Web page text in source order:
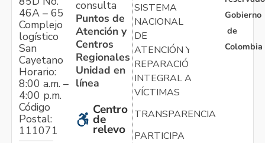
46A – 65
Complejo
logístico
San
Cayetano
Horario:
8:00 a.m. –
4:00 p.m.
Código
Postal:
111071
consulta
Puntos de
Atención y
Centros
Regionales
Unidad en
línea
Centro
de
relevo
SISTEMA
NACIONAL
DE
ATENCIÓN Y
REPARACIÓN
INTEGRAL A
VÍCTIMAS
TRANSPARENCIA
PARTICIPA
Gobierno
de
Colombia